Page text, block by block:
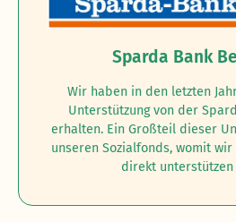
Sparda Bank
Wir haben in den letzten
Unterstützung von der
erhalten. Ein Großteil dieser
unseren Sozialfonds, womit
direkt unterstützen